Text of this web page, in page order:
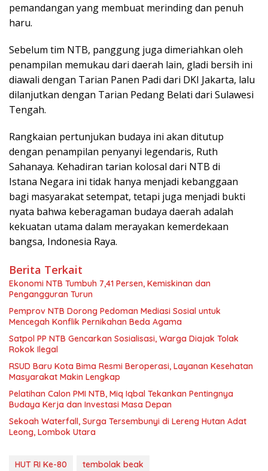
pemandangan yang membuat merinding dan penuh
haru.
Sebelum tim NTB, panggung juga dimeriahkan oleh
penampilan memukau dari daerah lain, gladi bersih ini
diawali dengan Tarian Panen Padi dari DKI Jakarta, lalu
dilanjutkan dengan Tarian Pedang Belati dari Sulawesi
Tengah.
Rangkaian pertunjukan budaya ini akan ditutup
dengan penampilan penyanyi legendaris, Ruth
Sahanaya. Kehadiran tarian kolosal dari NTB di
Istana Negara ini tidak hanya menjadi kebanggaan
bagi masyarakat setempat, tetapi juga menjadi bukti
nyata bahwa keberagaman budaya daerah adalah
kekuatan utama dalam merayakan kemerdekaan
bangsa, Indonesia Raya.
Berita Terkait
Ekonomi NTB Tumbuh 7,41 Persen, Kemiskinan dan
Pengangguran Turun
Pemprov NTB Dorong Pedoman Mediasi Sosial untuk
Mencegah Konflik Pernikahan Beda Agama
Satpol PP NTB Gencarkan Sosialisasi, Warga Diajak Tolak
Rokok Ilegal
RSUD Baru Kota Bima Resmi Beroperasi, Layanan Kesehatan
Masyarakat Makin Lengkap
Pelatihan Calon PMI NTB, Miq Iqbal Tekankan Pentingnya
Budaya Kerja dan Investasi Masa Depan
Sekoah Waterfall, Surga Tersembunyi di Lereng Hutan Adat
Leong, Lombok Utara
HUT RI Ke-80 tembolak beak